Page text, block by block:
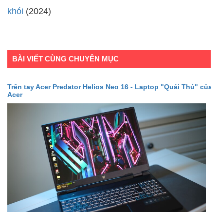
khói (2024)
BÀI VIẾT CÙNG CHUYÊN MỤC
Trên tay Acer Predator Helios Neo 16 - Laptop "Quái Thú" của
Acer